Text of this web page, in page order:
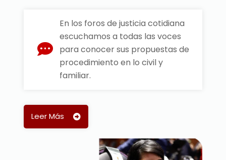
En los foros de justicia cotidiana
escuchamos a todas las voces
para conocer sus propuestas de
procedimiento en lo civil y
familiar.
Leer Más